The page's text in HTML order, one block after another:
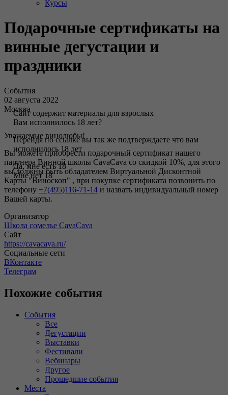
Курсы
Подарочные сертификаты на
винные дегустации и
праздники
События
02 августа 2022
Москва
Уважаемые винолюбы!
Вы можете приобрести подарочный сертификат нашего
партнера Винной школы CavaCava со скидкой 10%, для этого
вы должны быть обладателем Виртуальной Дисконтной
Карты "Виноскоп" , при покупке сертификата позвонить по
телефону +7(495)116-71-14 и назвать индивидуальный номер
Вашей карты.
Организатор
Школа сомелье CavaCava
Сайт
https://cavacava.ru/
Социальные сети
ВКонтакте
Телеграм
Похожие события
События
Все
Дегустации
Выставки
Фестивали
Вебинары
Другое
Прошедшие события
Места
Сайт содержит материалы для взрослых
Вам исполнилось 18 лет?
Перейдя по ссылке вы так же подтверждаете что вам
исполнилось 18 лет
Да, мне есть 18
Мне нет 18